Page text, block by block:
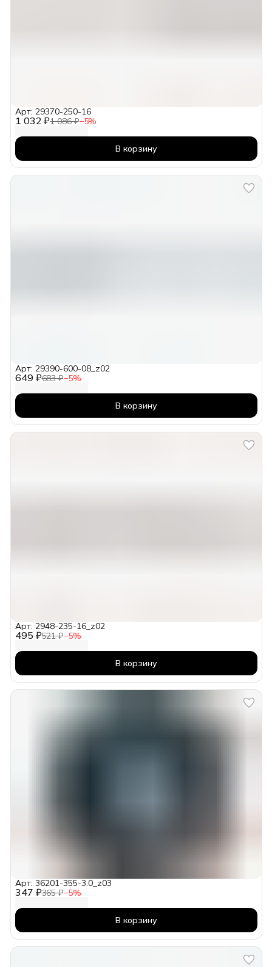
1 032 ₽1 086 ₽−5%
Арт: 29370-250-16
В корзину
649 ₽683 ₽−5%
Арт: 29390-600-08_z02
В корзину
495 ₽521 ₽−5%
Арт: 2948-235-16_z02
В корзину
347 ₽365 ₽−5%
Арт: 36201-355-3.0_z03
В корзину